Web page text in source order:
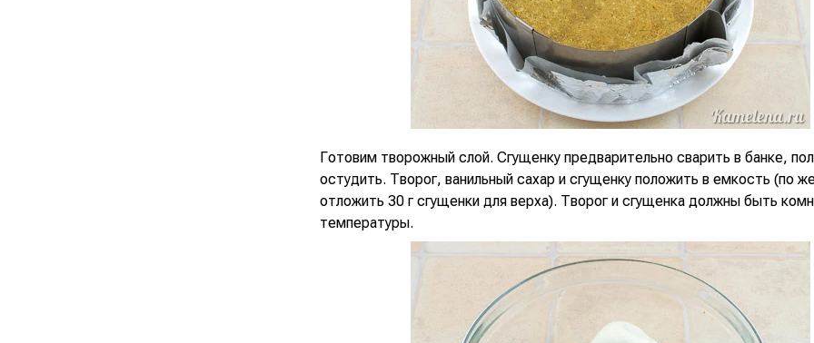
Готовим творожный слой. Сгущенку предварительно сварить в банке,
остудить. Творог, ванильный сахар и сгущенку положить в емкость (по
отложить 30 г сгущенки для верха). Творог и сгущенка должны быть
температуры.